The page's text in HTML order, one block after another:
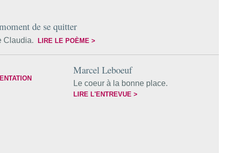
de se quitter
Claudia. LIRE LE POÈME >
Marcel Leboeuf
Le coeur à la bonne place.
LIRE L'ENTREVUE >